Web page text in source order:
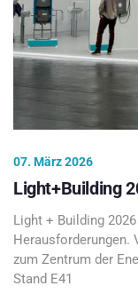
07. März 2026
Light+Building
Light + Building
Herausforderungen.
zum Zentrum der
Stand E41